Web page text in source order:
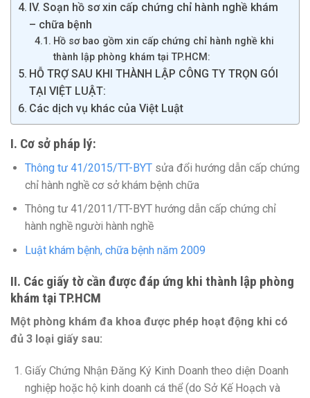
IV. Soạn hồ sơ xin cấp chứng chỉ hành nghề khám
– chữa bệnh
Hồ sơ bao gồm xin cấp chứng chỉ hành nghề khi
thành lập phòng khám tại TP.HCM:
HỖ TRỢ SAU KHI THÀNH LẬP CÔNG TY TRỌN GÓI
TẠI VIỆT LUẬT:
Các dịch vụ khác của Việt Luật
I. Cơ sở pháp lý:
Thông tư 41/2015/TT-BYTsửa đổi hướng dẫn cấp chứng
chỉ hành nghề cơ sở khám bệnh chữa
Thông tư 41/2011/TT-BYT hướng dẫn cấp chứng chỉ
hành nghề người hành nghề
Luật khám bệnh, chữa bệnh năm 2009
II. Các giấy tờ cần được đáp ứng khi thành lập phòng
khám tại TP.HCM
Một phòng khám đa khoa được phép hoạt động khi có
đủ 3 loại giấy sau:
Giấy Chứng Nhận Đăng Ký Kinh Doanh theo diện Doanh
nghiệp hoặc hộ kinh doanh cá thể (do Sở Kế Hoạch và